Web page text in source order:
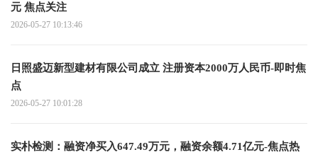
元 焦点关注
2026-05-27 10:13:46
日照盛迈新型建材有限公司成立 注册资本2000万人民币-即时焦
点
2026-05-27 10:01:28
实朴检测：融资净买入647.49万元，融资余额4.71亿元-焦点热